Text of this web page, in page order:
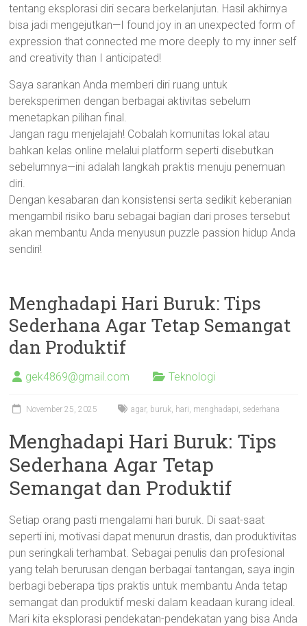
tentang eksplorasi diri secara berkelanjutan. Hasil akhirnya
bisa jadi mengejutkan—I found joy in an unexpected form of
expression that connected me more deeply to my inner self
and creativity than I anticipated!
Saya sarankan Anda memberi diri ruang untuk
bereksperimen dengan berbagai aktivitas sebelum
menetapkan pilihan final.
Jangan ragu menjelajah! Cobalah komunitas lokal atau
bahkan kelas online melalui platform seperti disebutkan
sebelumnya—ini adalah langkah praktis menuju penemuan
diri.
Dengan kesabaran dan konsistensi serta sedikit keberanian
mengambil risiko baru sebagai bagian dari proses tersebut
akan membantu Anda menyusun puzzle passion hidup Anda
sendiri!
Menghadapi Hari Buruk: Tips
Sederhana Agar Tetap Semangat
dan Produktif
gek4869@gmail.com Teknologi
November 25, 2025 agar, buruk, hari, menghadapi, sederhana
Menghadapi Hari Buruk: Tips
Sederhana Agar Tetap
Semangat dan Produktif
Setiap orang pasti mengalami hari buruk. Di saat-saat
seperti ini, motivasi dapat menurun drastis, dan produktivitas
pun seringkali terhambat. Sebagai penulis dan profesional
yang telah berurusan dengan berbagai tantangan, saya ingin
berbagi beberapa tips praktis untuk membantu Anda tetap
semangat dan produktif meski dalam keadaan kurang ideal.
Mari kita eksplorasi pendekatan-pendekatan yang bisa Anda